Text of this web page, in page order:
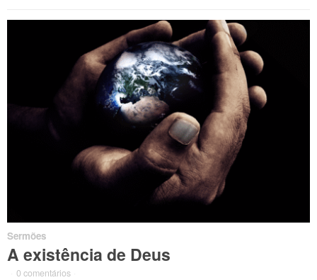
Sermões
A existência de Deus
0 comentários